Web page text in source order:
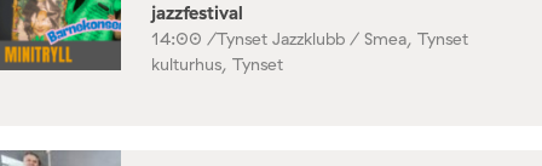
jazzfestival
14:00 /Tynset Jazzklubb / Smea, Tynset
kulturhus, Tynset